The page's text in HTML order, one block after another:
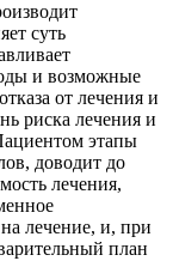
суть
и возможные
от лечения и
риска лечения и
этапы
доводит до
лечения,
лечение, и, при
план